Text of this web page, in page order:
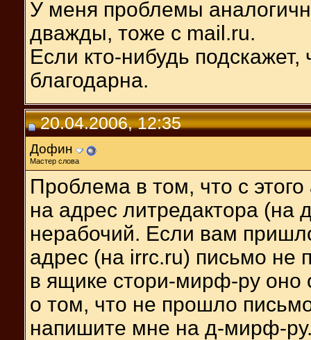
У меня проблемы
дважды, тоже с mail.ru.
Если кто-нибудь подскажет,
благодарна.
20.04.2006, 12:35
Дофин
Мастер слова
Проблема в том, что с
на адрес литредактора (на
нерабочий. Если вам
адрес (на irrc.ru) письмо не
в ящике стори-мирф-ру
о том, что не прошло
напишите мне на д-мирф-